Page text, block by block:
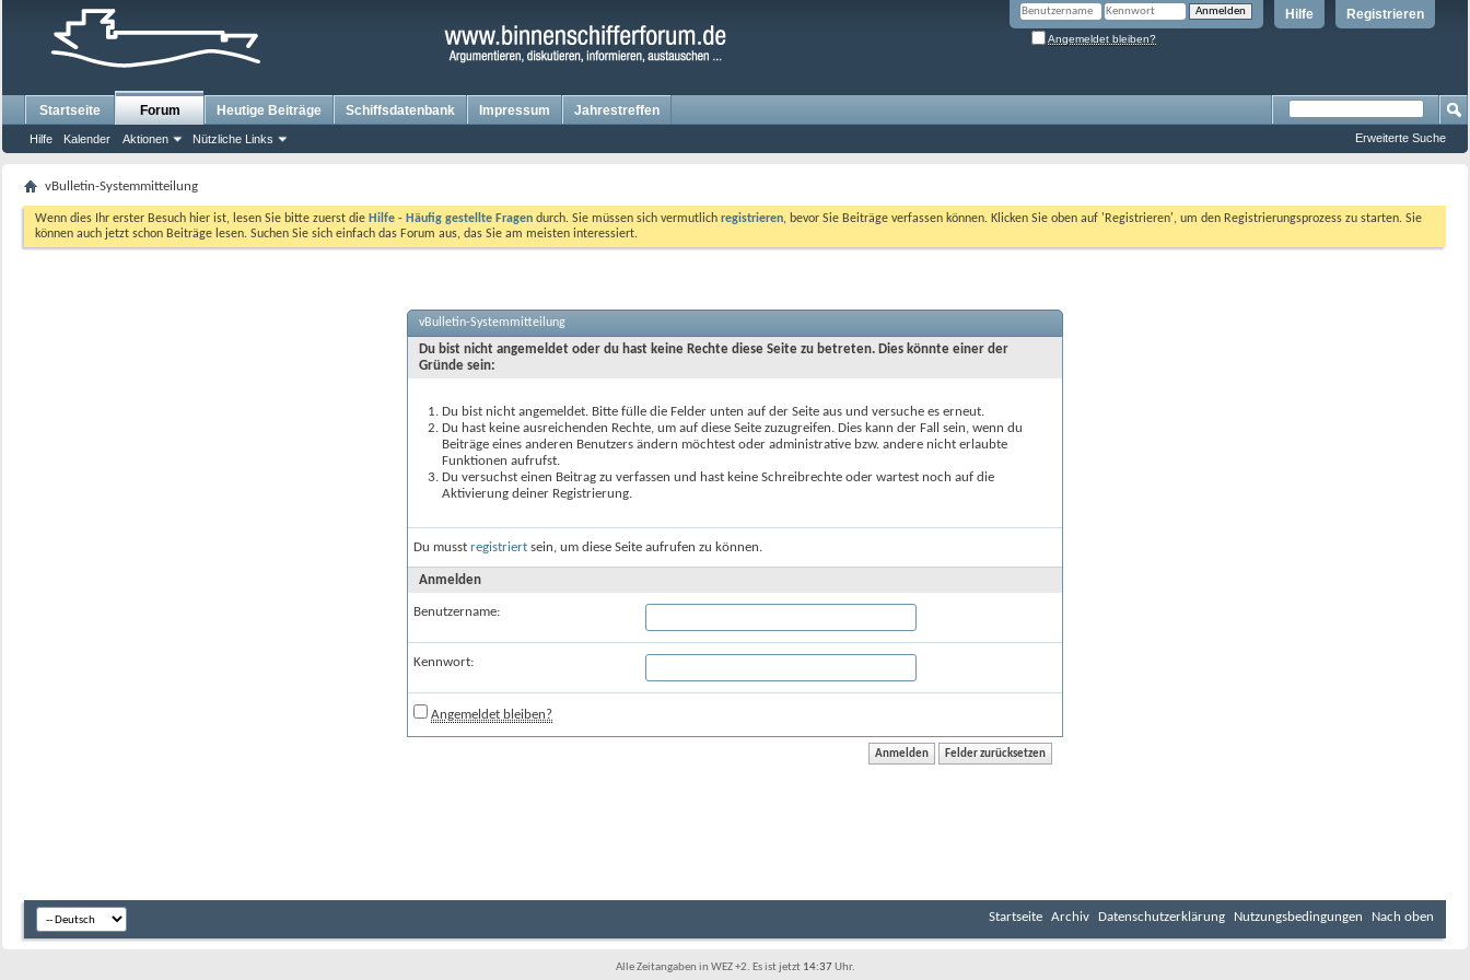
Registrieren
Hilfe
Angemeldet bleiben?
Startseite Forum
Hilfe Kalender Aktionen Nützliche Links
Heutige Beiträge Schiffsdatenbank Impressum Jahrestreffen
Erweiterte Suche
vBulletin-Systemmitteilung
Wenn dies Ihr erster Besuch hier ist, lesen Sie bitte zuerst die Hilfe - Häufig gestellte Fragen durch. Sie müssen sich vermutlich registrieren, bevor Sie Beiträge verfassen können. Klicken Sie oben auf 'Registrieren', um den Registrierungsprozess zu starten. Sie
können auch jetzt schon Beiträge lesen. Suchen Sie sich einfach das Forum aus, das Sie am meisten interessiert.
vBulletin-Systemmitteilung
Du bist nicht angemeldet oder du hast keine Rechte diese Seite zu betreten. Dies könnte einer der
Gründe sein:
Du bist nicht angemeldet. Bitte fülle die Felder unten auf der Seite aus und versuche es erneut.
Du hast keine ausreichenden Rechte, um auf diese Seite zuzugreifen. Dies kann der Fall sein, wenn du
Beiträge eines anderen Benutzers ändern möchtest oder administrative bzw. andere nicht erlaubte
Funktionen aufrufst.
Du versuchst einen Beitrag zu verfassen und hast keine Schreibrechte oder wartest noch auf die
Aktivierung deiner Registrierung.
Du musst registriert sein, um diese Seite aufrufen zu können.
Anmelden
Benutzername:
Kennwort:
Angemeldet bleiben?
Startseite Archiv Datenschutzerklärung Nutzungsbedingungen Nach oben
Alle Zeitangaben in WEZ +2. Es ist jetzt 14:37Uhr.